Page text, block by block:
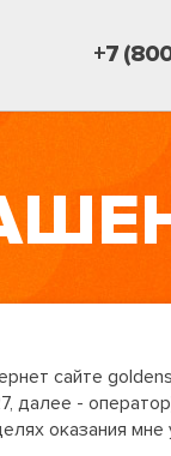
+7
сайте
далее -
оказания мне